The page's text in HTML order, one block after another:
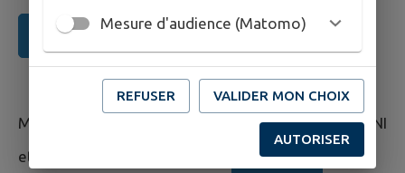
Effectuer la démarche en ligne
Mairies équipées des dispositifs de recueil des CNI
et Passeports dans la Vienne
Consulter
Mesure d'audience (Matomo)
REFUSER VALIDER MON CHOIX
AUTORISER